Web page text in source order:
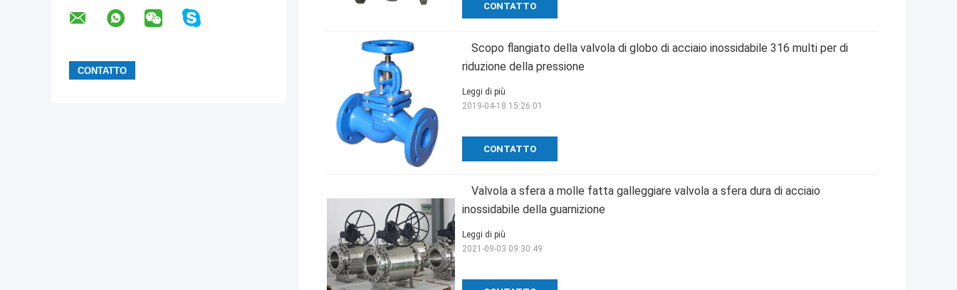
CONTATTO
Scopo flangiato della valvola di globo di acciaio inossidabile 316 multi per di
riduzione della pressione
CONTATTO
Leggi di più
2019-04-18 15:26:01
Valvola a sfera a molle fatta galleggiare valvola a sfera dura di acciaio
inossidabile della guarnizione
Leggi di più
2021-09-03 09:30:49